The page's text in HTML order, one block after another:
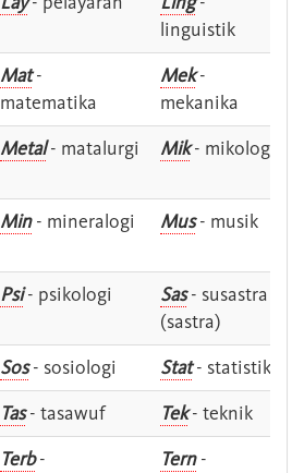
linguistik
Mat-
matematika
Mek-
mekanika
Metal- matalurgi Mik- mikologi
Min- mineralogi Mus- musik
Psi- psikologi Sas- susastra -
(sastra)
Sos- sosiologi Stat- statistik
Tas- tasawuf Tek- teknik
Terb-
Tern-